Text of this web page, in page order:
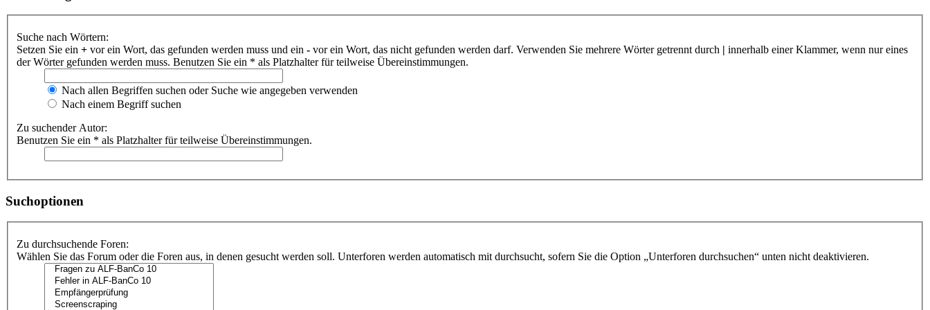
Suche nach Wörtern:
Setzen Sie ein + vor ein Wort, das gefunden werden muss und ein - vor ein Wort, das nicht gefunden werden darf. Verwenden Sie mehrere Wörter getrennt durch | innerhalb einer Klammer, wenn nur eines
der Wörter gefunden werden muss. Benutzen Sie ein * als Platzhalter für teilweise Übereinstimmungen.
Nach allen Begriffen suchen oder Suche wie angegeben verwenden
Nach einem Begriff suchen
Zu suchender Autor:
Benutzen Sie ein * als Platzhalter für teilweise Übereinstimmungen.
Suchoptionen
Zu durchsuchende Foren:
Wählen Sie das Forum oder die Foren aus, in denen gesucht werden soll. Unterforen werden automatisch mit durchsucht, sofern Sie die Option „Unterforen durchsuchen“ unten nicht deaktivieren.